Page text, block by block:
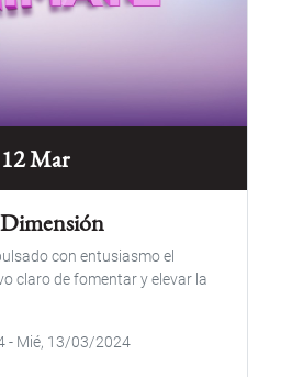
12 Mar
con entusiasmo el
claro de fomentar y elevar la
- Mié, 13/03/2024